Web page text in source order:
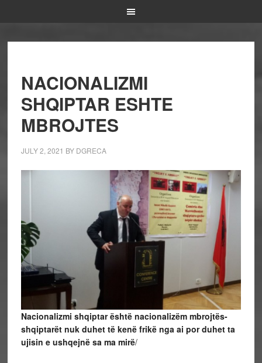
NACIONALIZMI
SHQIPTAR ESHTE
MBROJTES
JULY 2, 2021 BY DGRECA
Nacionalizmi shqiptar është nacionalizëm mbrojtës-
shqiptarët nuk duhet të kenë frikë nga ai por duhet ta
ujisin e ushqejnë sa ma mirë/